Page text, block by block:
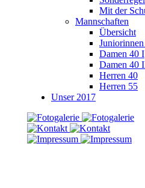
Mit der
Mannschaften
Übersicht
Damen 40 I
Damen 40
Herren 40
Herren 55
Unser 2017